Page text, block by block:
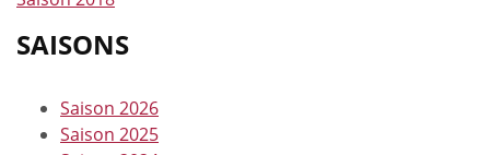
SAISONS
Saison 2026
Saison 2025